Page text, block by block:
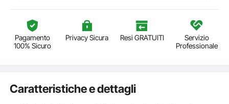
Pagamento
100% Sicuro
Privacy Sicura Resi GRATUITI
Servizio
Professionale
Caratteristiche e dettagli